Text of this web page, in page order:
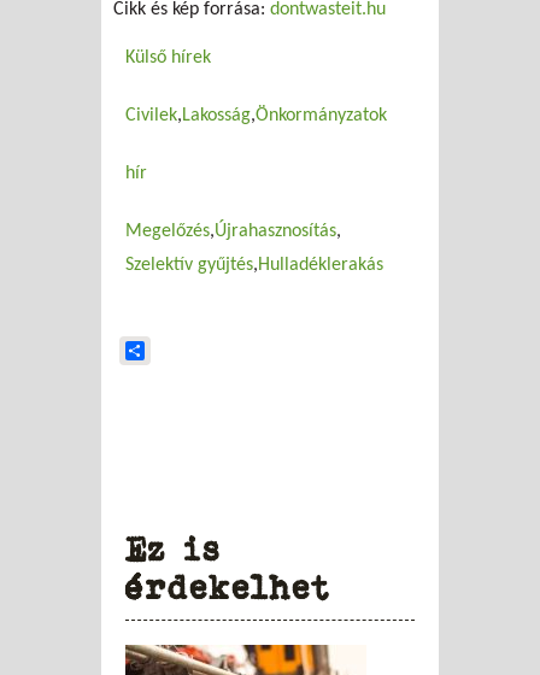
Cikk és kép forrása: dontwasteit.hu
Külső hírek
Civilek Lakosság Önkormányzatok
hír
Megelőzés Újrahasznosítás
Szelektív gyűjtés Hulladéklerakás
Ez is
érdekelhet